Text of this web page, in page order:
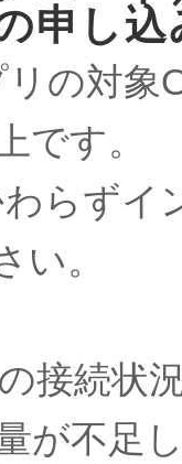
申し
リの対
です。
らずイ
い。
接続状
が不足